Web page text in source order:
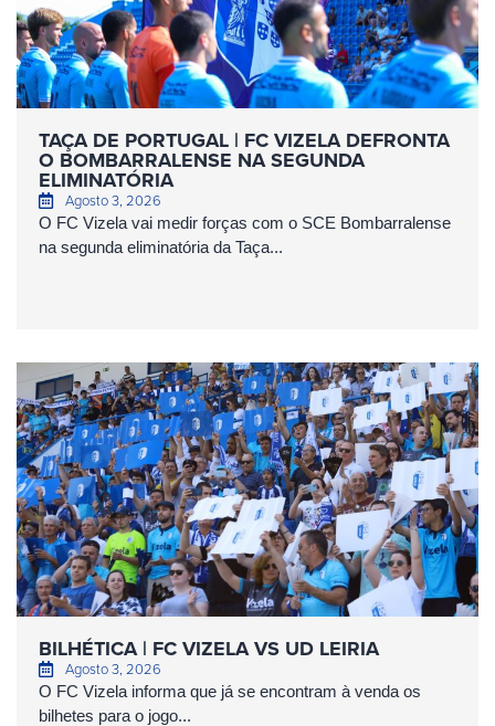
TAÇA DE PORTUGAL | FC VIZELA DEFRONTA
O BOMBARRALENSE NA SEGUNDA
ELIMINATÓRIA
Agosto 3, 2026
O FC Vizela vai medir forças com o SCE Bombarralense
na segunda eliminatória da Taça...
BILHÉTICA | FC VIZELA VS UD LEIRIA
Agosto 3, 2026
O FC Vizela informa que já se encontram à venda os
bilhetes para o jogo...